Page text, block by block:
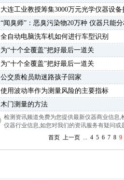
大连工业教授筹集3000万元光学仪器设
“闻臭师”：恶臭污染物20万种 仪器只能
全自动电脑洗车机如何进行车型识别
为“十个全覆盖”把好最后一道关
为“十个全覆盖”把好最后一道关
公交质检员助迷路孩子回家
使用波动率作为测量风险的主要指标
木门测量的方法
检测资讯频道免费为您提供最新仪器商业信息,
仪器行业信息,如您对我们的资讯服务有疑问或
首页 上一页 ... 4 5 6 7 8